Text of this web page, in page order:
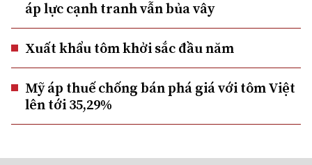
áp lực cạnh tranh vẫn bủa vây
Xuất khẩu tôm khởi sắc đầu năm
Mỹ áp thuế chống bán phá giá với tôm Việt
lên tới 35,29%